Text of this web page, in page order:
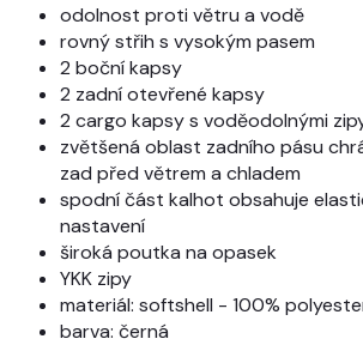
odolnost proti větru a vodě
rovný střih s vysokým pasem
2 boční kapsy
2 zadní otevřené kapsy
2 cargo kapsy s voděodolnými
zvětšená oblast zadního pásu
zad před větrem a chladem
spodní část kalhot obsahuje
nastavení
široká poutka na opasek
YKK zipy
materiál: softshell - 100%
barva: černá